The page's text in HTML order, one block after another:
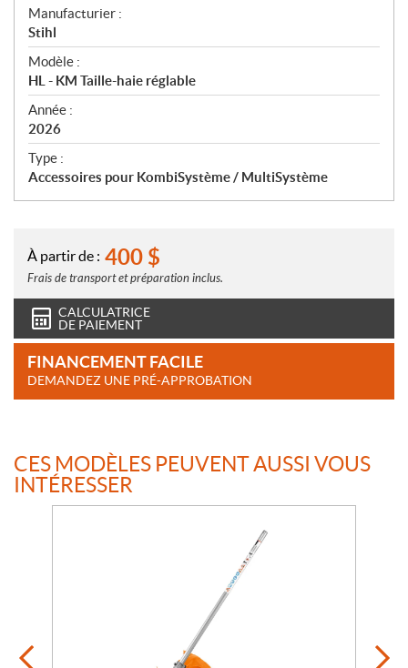
S
p
é
c
i
f
i
c
a
n
s
Manufacturier :
Stihl
Modèle :
HL - KM Taille-haie réglable
Année :
2026
Type :
Accessoires pour KombiSystème / MultiSystème
À partir de : 400 $
Frais de transport et préparation inclus.
CALCULATRICE
DE PAIEMENT
FINANCEMENT FACILE
DEMANDEZ UNE PRÉ-APPROBATION
CES MODÈLES PEUVENT AUSSI VOUS
INTÉRESSER